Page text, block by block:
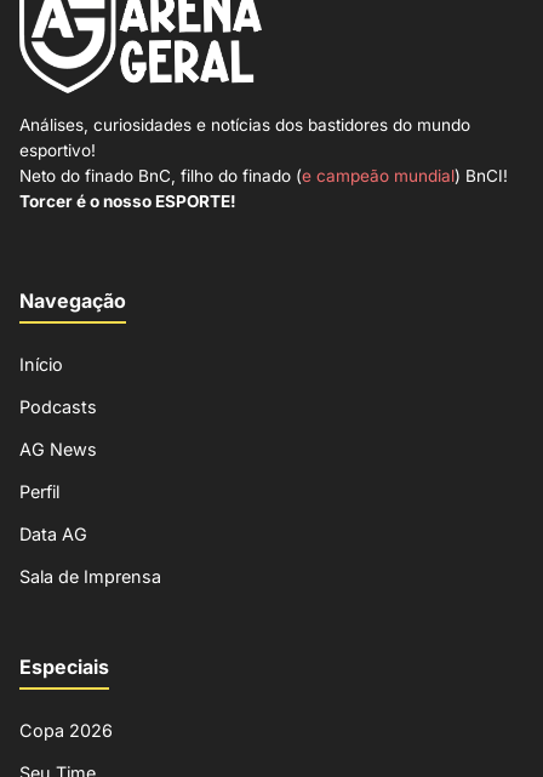
Análises, curiosidades e notícias dos bastidores do mundo
esportivo!
Neto do finado BnC, filho do finado (e campeão mundial) BnCI!
Torcer é o nosso ESPORTE!
Navegação
Início
Podcasts
AG News
Perfil
Data AG
Sala de Imprensa
Especiais
Copa 2026
Seu Time